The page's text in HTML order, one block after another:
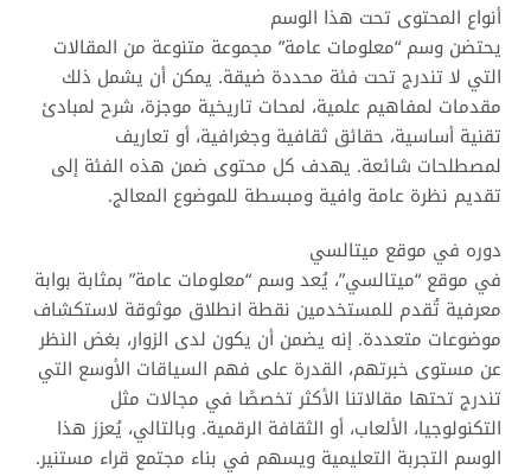
أنواع المحتوى تحت هذا الوسم
يحتضن وسم “معلومات عامة” مجموعة متنوعة من المقالات
التي لا تندرج تحت فئة محددة ضيقة. يمكن أن يشمل ذلك
مقدمات لمفاهيم علمية، لمحات تاريخية موجزة، شرح لمبادئ
تقنية أساسية، حقائق ثقافية وجغرافية، أو تعاريف
لمصطلحات شائعة. يهدف كل محتوى ضمن هذه الفئة إلى
تقديم نظرة عامة وافية ومبسطة للموضوع المعالج.
دوره في موقع ميتالسي
في موقع “ميتالسي”، يُعد وسم “معلومات عامة” بمثابة بوابة
معرفية تُقدم للمستخدمين نقطة انطلاق موثوقة لاستكشاف
موضوعات متعددة. إنه يضمن أن يكون لدى الزوار، بغض النظر
عن مستوى خبرتهم، القدرة على فهم السياقات الأوسع التي
تندرج تحتها مقالاتنا الأكثر تخصصًا في مجالات مثل
التكنولوجيا، الألعاب، أو الثقافة الرقمية. وبالتالي، يُعزز هذا
الوسم التجربة التعليمية ويسهم في بناء مجتمع قراء مستنير.